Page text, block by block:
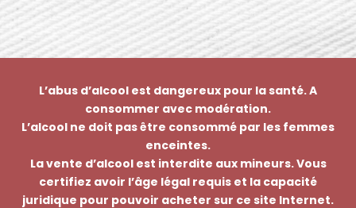
L’abus d’alcool est dangereux pour la santé. A
consommer avec modération.
L’alcool ne doit pas être consommé par les femmes
enceintes.
La vente d’alcool est interdite aux mineurs. Vous
certifiez avoir l’âge légal requis et la capacité
juridique pour pouvoir acheter sur ce site Internet.